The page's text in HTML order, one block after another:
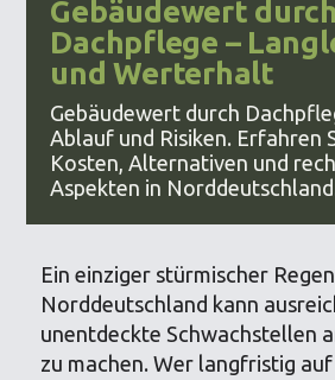
Gebäudewert durch
Dachpflege –
und Werterhalt
Gebäudewert durch
Ablauf und Risiken. Erfahren
Kosten, Alternativen und
Aspekten in
Ein einziger stürmischer
Norddeutschland kann
unentdeckte Schwachstellen
zu machen. Wer langfristig